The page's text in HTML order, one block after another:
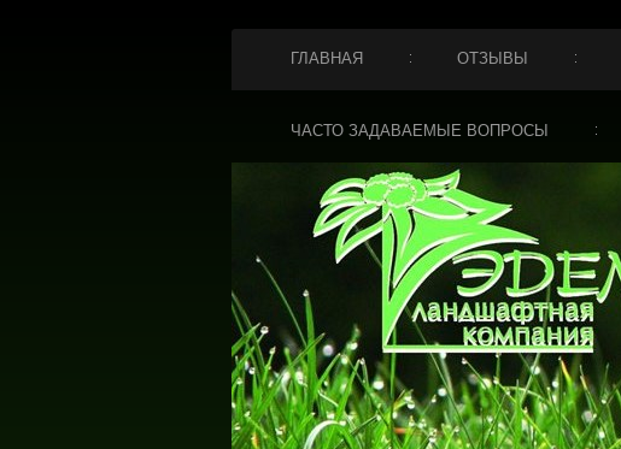
ГЛАВНАЯ ОТЗЫВЫ
ЧАСТО ЗАДАВАЕМЫЕ ВОПРОСЫ